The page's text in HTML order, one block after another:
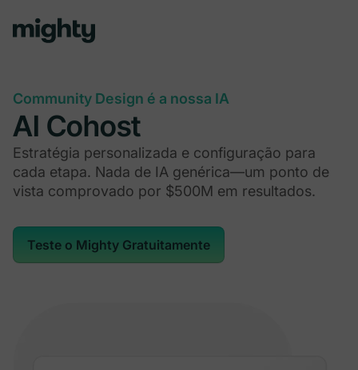
Community Design é a nossa IA
AI Cohost
Estratégia personalizada e configuração para
cada etapa. Nada de IA genérica—um ponto de
vista comprovado por $500M em resultados.
Teste o Mighty Gratuitamente